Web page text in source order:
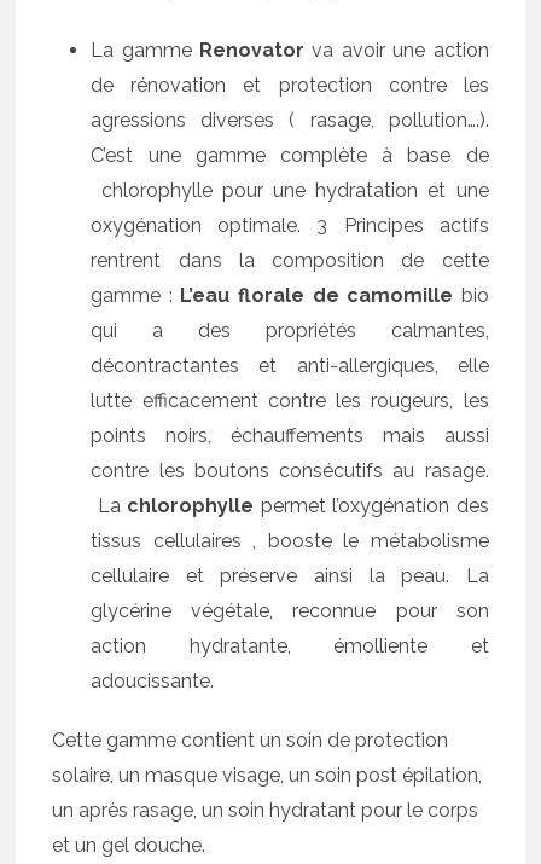
La gamme Renovator va avoir une action
de rénovation et protection contre les
agressions diverses ( rasage, pollution….).
C’est une gamme complète à base de
chlorophylle pour une hydratation et une
oxygénation optimale. 3 Principes actifs
rentrent dans la composition de cette
gamme : L’eau florale de camomille bio
qui a des propriétés calmantes,
décontractantes et anti-allergiques, elle
lutte efficacement contre les rougeurs, les
points noirs, échauffements mais aussi
contre les boutons consécutifs au rasage.
La chlorophylle permet l’oxygénation des
tissus cellulaires , booste le métabolisme
cellulaire et préserve ainsi la peau. La
glycérine végétale, reconnue pour son
action hydratante, émolliente et
adoucissante.
Cette gamme contient un soin de protection
solaire, un masque visage, un soin post épilation,
un après rasage, un soin hydratant pour le corps
et un gel douche.